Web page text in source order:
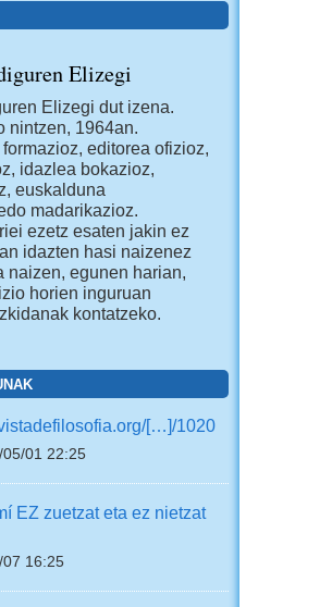
Elizegi
Elizegi dut izena.
nintzen, 1964an.
editorea ofizioz,
idazlea bokazioz,
euskalduna
madarikazioz.
ezetz esaten jakin ez
idazten hasi naizenez
naizen, egunen harian,
horien inguruan
kontatzeko.
[…]/1020
01 22:25
EZ zuetzat eta ez nietzat
16:25